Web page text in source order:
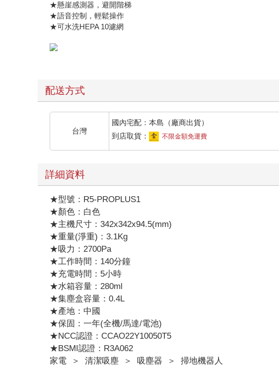
★懸崖感測器，避開階梯
★語音控制，輕鬆操作
★可水洗HEPA 10濾網
配送方式
台灣
國內宅配：本島（廠商出貨）
到店取貨：
不限金額免運費
詳細資料
★型號：R5-PROPLUS1
★顏色：白色
★主機尺寸：342x342x94.5(mm)
★重量(淨重)：3.1Kg
★吸力：2700Pa
★工作時間：140分鐘
★充電時間：5小時
★水箱容量：280ml
★集塵盒容量：0.4L
★產地：中國
★保固：一年(全機/馬達/電池)
★NCC認證：CCAO22Y10050T5
★BSMI認證：R3A062
家電
＞ 清潔吸塵 ＞ 吸塵器 ＞ 掃地機器人